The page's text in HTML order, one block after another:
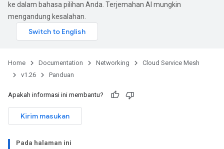
ke dalam bahasa pilihan Anda. Terjemahan AI mungkin
mengandung kesalahan.
Home Documentation Networking
Cloud Service Mesh
v1.26
Panduan
Apakah informasi ini membantu?
Kirim masukan
Pada halaman ini